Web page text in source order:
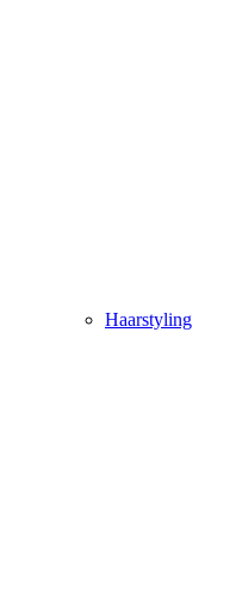
Haarstyling